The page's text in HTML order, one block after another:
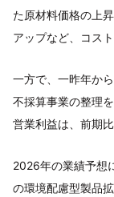
た原材料価格の上
アップなど、コス
一方で、一昨年か
不採算事業の整理
営業利益は、前期
2026年の業績予想
の環境配慮型製品